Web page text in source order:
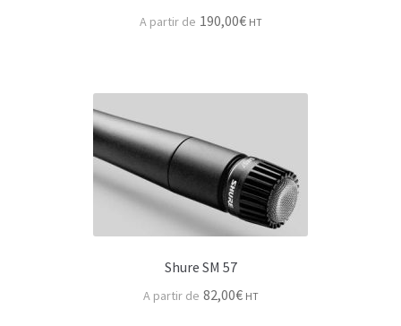
190,00€ HT
Shure SM 57
82,00€ HT